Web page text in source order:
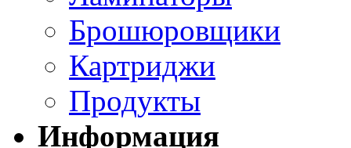
Брошюровщики
Картриджи
Продукты
Информация